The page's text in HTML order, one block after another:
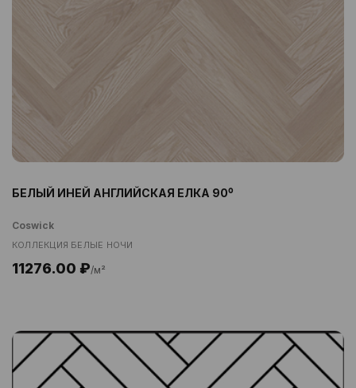
БЕЛЫЙ ИНЕЙ АНГЛИЙСКАЯ ЕЛКА 90⁰
Coswick
КОЛЛЕКЦИЯ БЕЛЫЕ НОЧИ
11276.00 ₽/м²